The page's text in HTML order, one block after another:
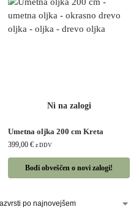
Umetna oljka 200 cm Kreta
399,00 € z DDV
Bodi obveščen o novi zalogi!